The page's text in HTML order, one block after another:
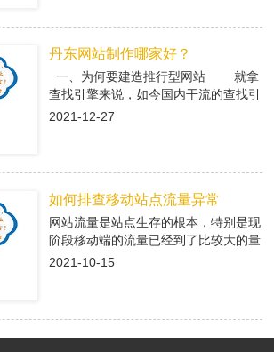
丹东网站制作哪家好？
一、为何要建造推行型网站 就拿
查找引擎来说，如今国内干流的查找引
擎baidu、360、搜狗有着大量的用户
导进入推行型网站中，使用推行型网站
有的优势，转化成客户; 二、丹东
网站制作是怎么挑选专业的搭站公司
2021-12-27
如何排查移动站点流量异常
网站流量是站点生存的根本，特别是现
阶段移动端的流量已经到了比较大的量
级。移动端网站有流量了，每天就会有
2021-10-15